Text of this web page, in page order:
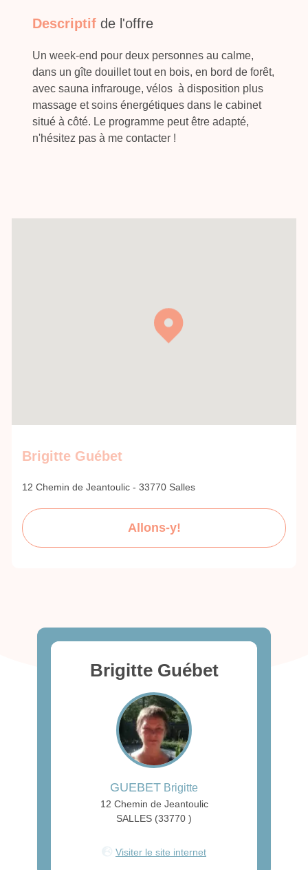
Descriptif de l'offre
Un week-end pour deux personnes au calme,
dans un gîte douillet tout en bois, en bord de forêt,
avec sauna infrarouge, vélos à disposition plus
massage et soins énergétiques dans le cabinet
situé à côté. Le programme peut être adapté,
n'hésitez pas à me contacter !
Brigitte Guébet
12 Chemin de Jeantoulic - 33770 Salles
Allons-y!
Brigitte Guébet
GUEBET Brigitte
12 Chemin de Jeantoulic
SALLES (33770 )
Visiter le site internet